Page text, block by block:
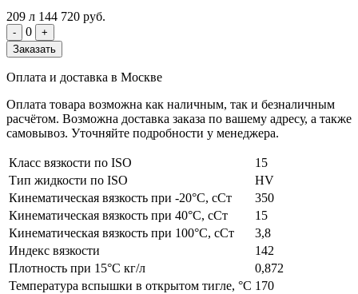
209 л 144 720 руб.
- 0
+
Заказать
Оплата и доставка в Москве
Оплата товара возможна как наличным, так и безналичным
расчётом. Возможна доставка заказа по вашему адресу, а также
самовывоз. Уточняйте подробности у менеджера.
Класс вязкости по ISO
15
Тип жидкости по ISO
HV
Кинематическая вязкость при -20°С, сСт
350
Кинематическая вязкость при 40°С, сСт
15
Кинематическая вязкость при 100°С, сСт
3,8
Индекс вязкости
142
Плотность при 15°С кг/л
0,872
Температура вспышки в открытом тигле, °С 170